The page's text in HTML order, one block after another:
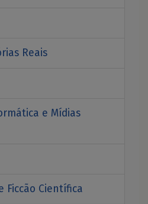
Reais
e Mídias
Ficcão Científica